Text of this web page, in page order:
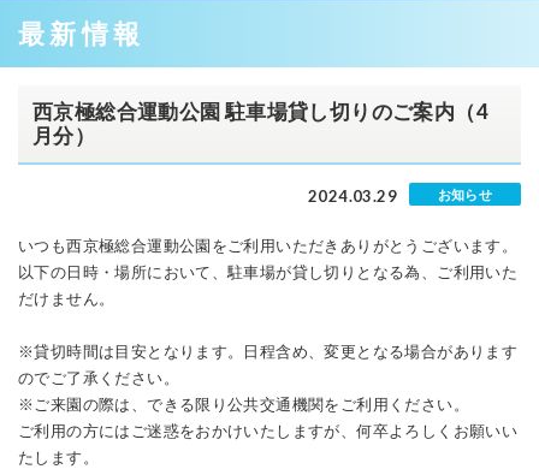
最新情報
西京極総合運動公園 駐車場貸し切りのご案内（4
月分）
2024.03.29 お知らせ
いつも西京極総合運動公園をご利用いただきありがとうございます。
以下の日時・場所において、駐車場が貸し切りとなる為、ご利用いた
だけません。
※貸切時間は目安となります。日程含め、変更となる場合があります
のでご了承ください。
※ご来園の際は、できる限り公共交通機関をご利用ください。
ご利用の方にはご迷惑をおかけいたしますが、何卒よろしくお願いい
たします。